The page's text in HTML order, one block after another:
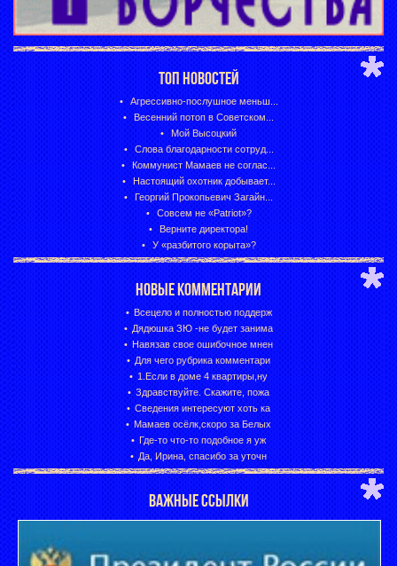
ТОП НОВОСТЕЙ
Агрессивно-послушное меньш...
Весенний потоп в Советском...
Мой Высоцкий
Слова благодарности сотруд...
Коммунист Мамаев не соглас...
Настоящий охотник добывает...
Георгий Прокопьевич Загайн...
Совсем не «Patriot»?
Верните директора!
У «разбитого корыта»?
НОВЫЕ КОММЕНТАРИИ
Всецело и полностью поддерж
Дядюшка ЗЮ -не будет занима
Навязав свое ошибочное мнен
Для чего рубрика комментари
1.Если в доме 4 квартиры,ну
Здравствуйте. Скажите, пожа
Сведения интересуют хоть ка
Мамаев осёлк,скоро за Белых
Где-то что-то подобное я уж
Да, Ирина, спасибо за уточн
ВАЖНЫЕ ССЫЛКИ